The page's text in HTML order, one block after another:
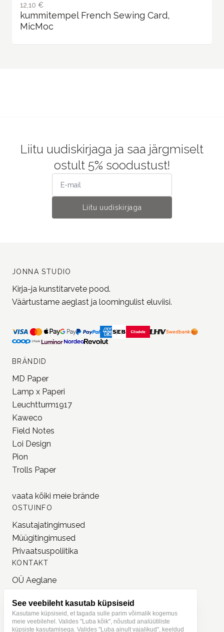
12,10 €
kummitempel French Sewing Card,
MicMoc
Liitu uudiskirjaga ja saa järgmiselt
ostult 5% soodustust!
Liitu uudiskirjaga
JONNA STUDIO
Kirja-ja kunstitarvete pood.
Väärtustame aeglast ja loomingulist eluviisi.
BRÄNDID
MD Paper
Lamp x Paperi
Leuchtturm1917
Kaweco
Field Notes
Loi Design
Pion
Trolls Paper
vaata kõiki meie brände
OSTUINFO
Kasutajatingimused
Müügitingimused
Privaatsuspoliitika
KONTAKT
OÜ Aeglane
info@jonnastudio.com
+37258482203
See veebileht kasutab küpsiseid
Kasutame küpsiseid, et tagada sulle parim võimalik kogemus
meie veebilehel. Valides "Luba kõik", nõustud analüütiliste
küpsiste kasutamisega. Valides "Luba ainult vajalikud", keeldud